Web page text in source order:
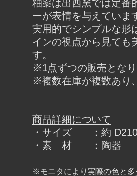
釉薬は出西窯では定番
ーが表情を与えていま
実用的でシンプルな形
インの視点から見ても
す。
※1点ずつの販売となり
※複数在庫が複数あり
商品詳細について
・サイズ ：約 D210
・素 材 ：陶器
※モニタにより実際の色と